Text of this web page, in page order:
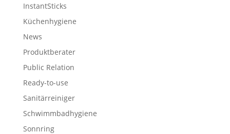
InstantSticks
Küchenhygiene
News
Produktberater
Public Relation
Ready-to-use
Sanitärreiniger
Schwimmbadhygiene
Sonnring